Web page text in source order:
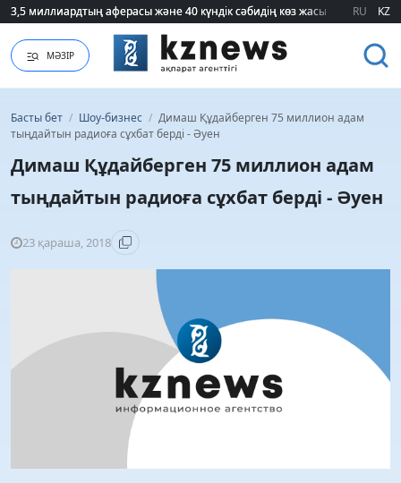
3,5 миллиардтың аферасы және 40 күндік сәбидің көз жасы:
3,5 миллиардтың аферасы және 40 күндік сәбидің көз жасы: RU KZ
МӘЗІР
Басты бет / Шоу-бизнес / Димаш Құдайберген 75 миллион адам
тыңдайтын радиоға сұхбат берді - Әуен
Димаш Құдайберген 75 миллион адам
тыңдайтын радиоға сұхбат берді - Әуен
23 қараша, 2018